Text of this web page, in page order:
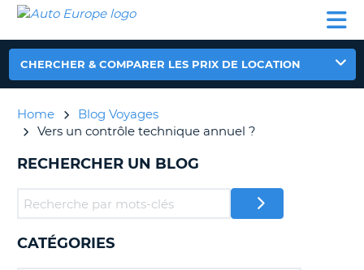
LOCATION
VOITURE
CAMPING-
CAR
CLIENT
AUTO
EUROPE
LOCATION
VOITURE
CAR
PARTENAIRES
CLIENT
COMPTE
GÉRER
MA
CHERCHER & COMPARER LES PRIX DE LOCATION
Home
Blog Voyages
Vers un contrôle technique annuel ?
RECHERCHER UN BLOG
CATÉGORIES